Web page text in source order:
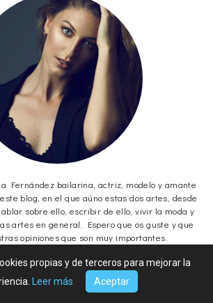
Fernández bailarina, actriz, modelo y amante
blog, en el que aúno estas dos artes, desde
sobre ello, escribir de ello, vivir la moda y
artes en general. Espero que os guste y que
opiniones que son muy importantes.
propias y de terceros para mejorar la
Leer más Aceptar